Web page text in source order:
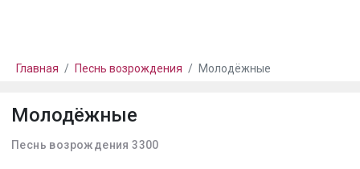
Главная Песнь возрождения Молодёжные
Молодёжные
Песнь возрождения 3300